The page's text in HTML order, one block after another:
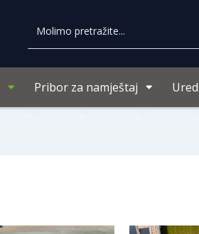
Pribor za namještaj